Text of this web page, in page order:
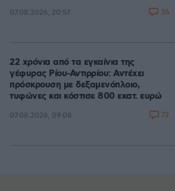
07.08.2026, 20:57 36
22 χρόνια από τα εγκαίνια της
γέφυρας Ρίου-Αντιρρίου: Αντέχει
πρόσκρουση με δεξαμενόπλοιο,
τυφώνες και κόστισε 800 εκατ. ευρώ
07.08.2026, 09:08 72